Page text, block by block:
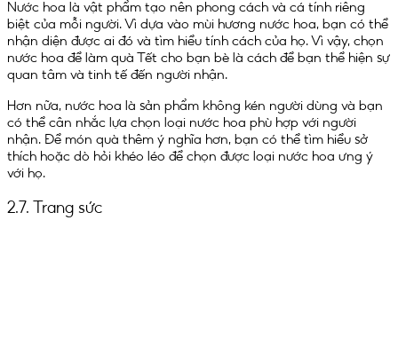
Nước hoa là vật phẩm tạo nên phong cách và cá tính riêng
biệt của mỗi người. Vì dựa vào mùi hương nước hoa, bạn có thể
nhận diện được ai đó và tìm hiểu tính cách của họ. Vì vậy, chọn
nước hoa để làm quà Tết cho bạn bè là cách để bạn thể hiện sự
quan tâm và tinh tế đến người nhận.
Hơn nữa, nước hoa là sản phẩm không kén người dùng và bạn
có thể cân nhắc lựa chọn loại nước hoa phù hợp với người
nhận. Để món quà thêm ý nghĩa hơn, bạn có thể tìm hiểu sở
thích hoặc dò hỏi khéo léo để chọn được loại nước hoa ưng ý
với họ.
2.7. Trang sức